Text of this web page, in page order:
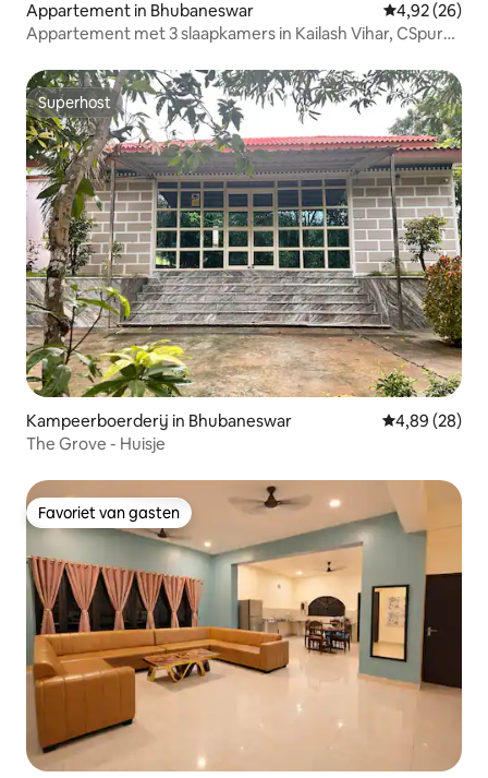
Appartement in Bhubaneswar Gemiddelde
4,92 (26)
Appartement met 3 slaapkamers in Kailash Vihar, CSpur
Superhost
Superhost
Kampeerboerderij in Bhubaneswar Gemiddelde
4,89 (28)
The Grove - Huisje
Favoriet van gasten
Favoriet van gasten